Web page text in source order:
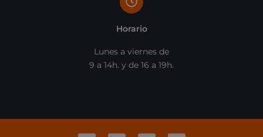
Horario
Lunes a viernes de
9 a 14h. y de 16 a 19h.